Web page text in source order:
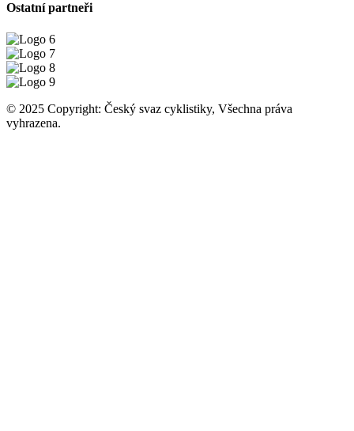
Ostatní partneři
© 2025 Copyright: Český svaz cyklistiky, Všechna práva
vyhrazena.